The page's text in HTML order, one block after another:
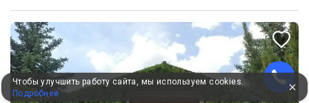
Чтобы улучшить работу сайта, мы используем cookies.
Подробнее